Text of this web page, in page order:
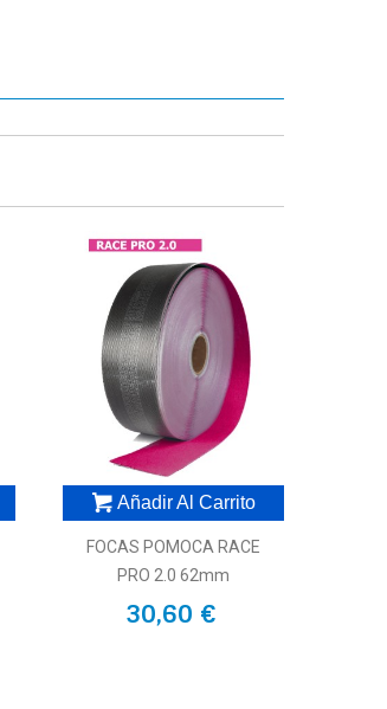
Añadir Al Carrito
FOCAS POMOCA RACE
PRO 2.0 62mm
30,60 €